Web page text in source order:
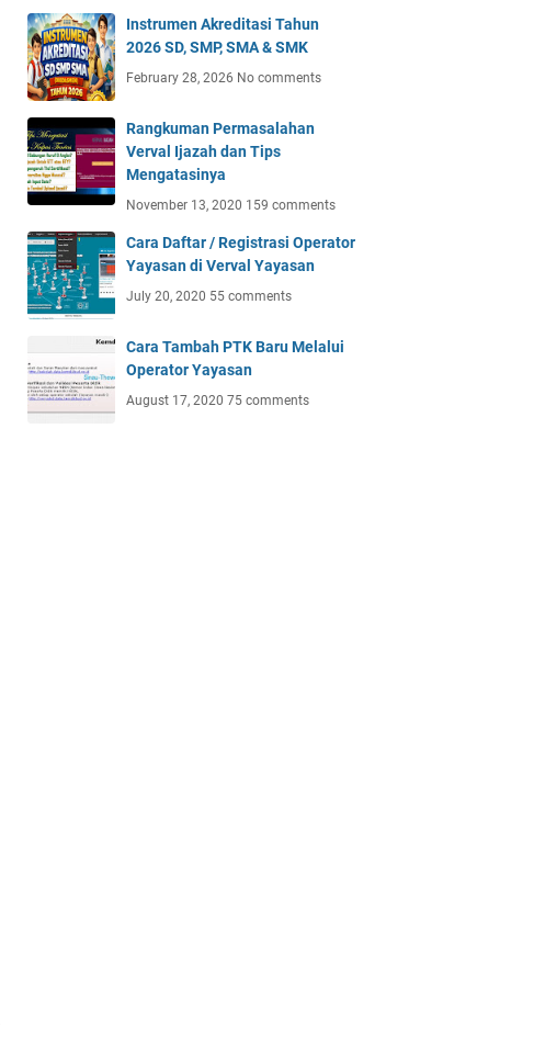
Instrumen Akreditasi Tahun
2026 SD, SMP, SMA & SMK
February 28, 2026 No comments
Rangkuman Permasalahan
Verval Ijazah dan Tips
Mengatasinya
November 13, 2020 159 comments
Cara Daftar / Registrasi Operator
Yayasan di Verval Yayasan
July 20, 2020 55 comments
Cara Tambah PTK Baru Melalui
Operator Yayasan
August 17, 2020 75 comments